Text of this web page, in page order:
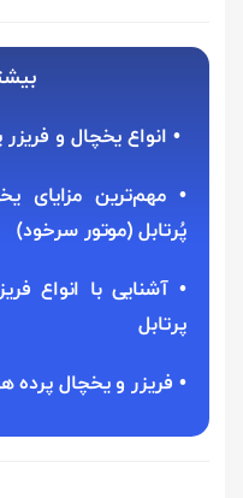
• انواع یخچال و
• مهم‌ترین مزایای
پُرتابل (موتور سرخود)
• آشنایی با انواع
پرتابل
• فریزر و یخچال پرده